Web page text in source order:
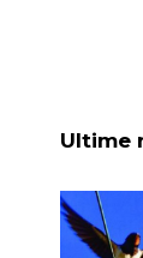
Ultime